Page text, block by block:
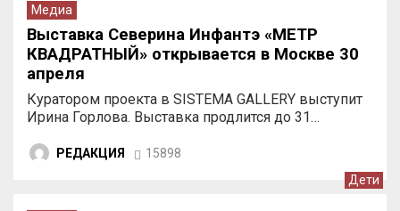
Медиа
Выставка Северина Инфантэ «МЕТР
КВАДРАТНЫЙ» открывается в Москве 30
апреля
Куратором проекта в SISTEMA GALLERY выступит
Ирина Горлова. Выставка продлится до 31…
РЕДАКЦИЯ 15898
Дети